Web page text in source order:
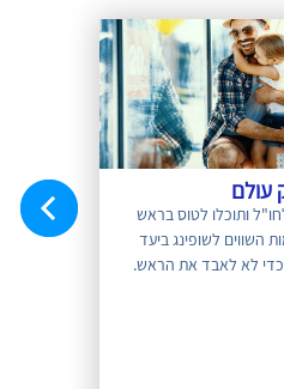
עולם
ותוכלו לטוס בראש
השווים לשופינג ביעד
כדי לא לאבד את הראש.
ביטוח
כיצד לבחור